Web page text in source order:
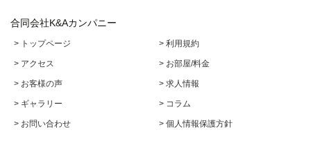
合同会社K&Aカンパニー
> トップページ > 利用規約
> アクセス > お部屋/料金
> お客様の声 > 求人情報
> ギャラリー > コラム
> お問い合わせ > 個人情報保護方針